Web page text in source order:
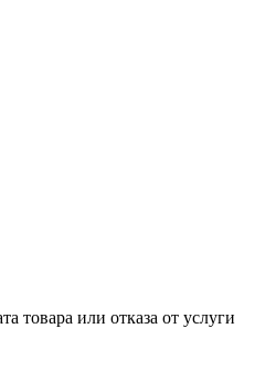
товара или отказа от услуги